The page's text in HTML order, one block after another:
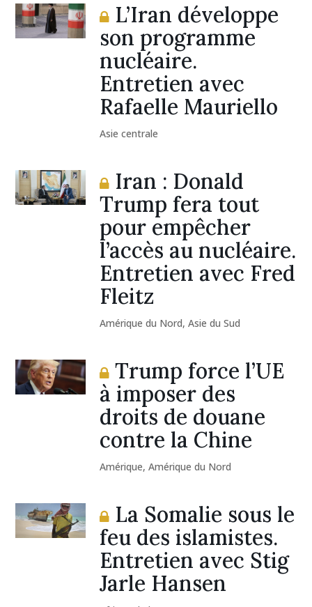
L’Iran développe
son programme
nucléaire.
Entretien avec
Rafaelle Mauriello
Asie centrale
Iran : Donald
Trump fera tout
pour empêcher
l’accès au nucléaire.
Entretien avec Fred
Fleitz
Amérique du Nord,Asie du Sud
Trump force l’UE
à imposer des
droits de douane
contre la Chine
Amérique,Amérique du Nord
La Somalie sous le
feu des islamistes.
Entretien avec Stig
Jarle Hansen